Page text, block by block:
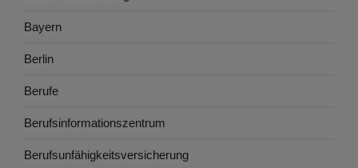
Bayern
Berlin
Berufe
Berufsinformationszentrum
Berufsunfähigkeitsversicherung